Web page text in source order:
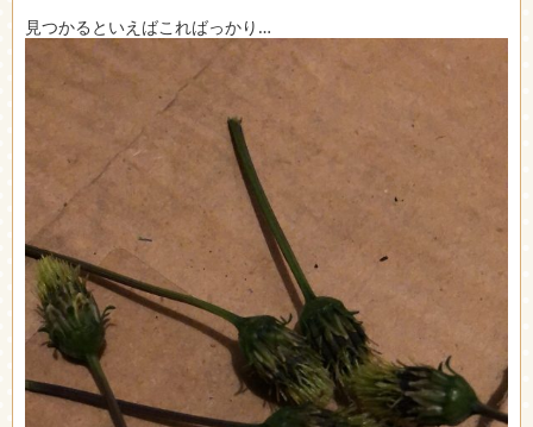
見つかるといえばこればっかり…